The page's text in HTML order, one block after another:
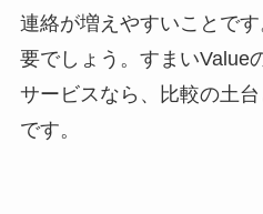
連絡が増えやすいことで
要でしょう。すまいValue
サービスなら、比較の土
です。